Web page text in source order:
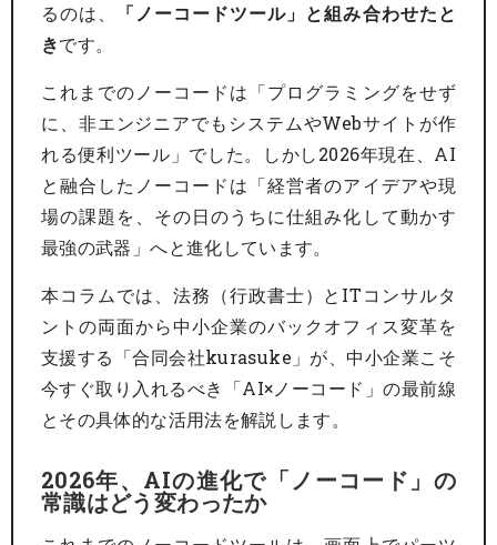
るのは、
「ノーコードツール」と組み合わせたと
きです。
これまでのノーコードは「プログラミングをせず
に、非エンジニアでもシステムやWebサイトが作
れる便利ツール」でした。しかし2026年現在、AI
と融合したノーコードは「経営者のアイデアや現
場の課題を、その日のうちに仕組み化して動かす
最強の武器」へと進化しています。
本コラムでは、法務（行政書士）とITコンサルタ
ントの両面から中小企業のバックオフィス変革を
支援する「合同会社kurasuke」が、中小企業こそ
今すぐ取り入れるべき「AI×ノーコード」の最前線
とその具体的な活用法を解説します。
2026年、AIの進化で「ノーコード」の
常識はどう変わったか